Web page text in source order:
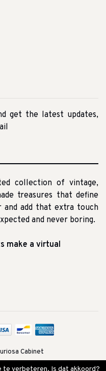
get the latest updates,
collection of vintage,
treasures that define
add that extra touch
and never boring.
make a virtual
Cabinet
te verbeteren. Is dat akkoord?